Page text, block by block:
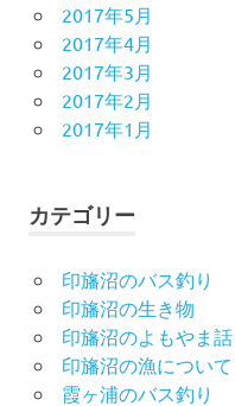
2017年5月
2017年4月
2017年3月
2017年2月
2017年1月
カテゴリー
印旛沼のバス釣り
印旛沼の生き物
印旛沼のよもやま話
印旛沼の漁について
霞ヶ浦のバス釣り